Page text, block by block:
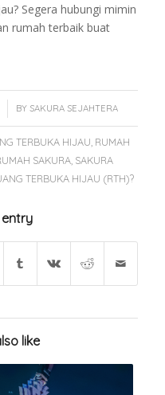
Segera hubungi mimin
rumah terbaik buat
BY SAKURA SEJAHTERA
TERBUKA HIJAU RUMAH
SAKURA SAKURA
TERBUKA HIJAU (RTH)?
entry
like